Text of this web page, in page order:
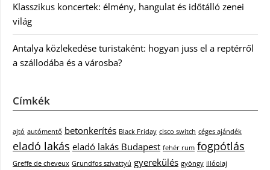
Klasszikus koncertek: élmény, hangulat és időtálló zenei
világ
Antalya közlekedése turistaként: hogyan juss el a reptérről
a szállodába és a városba?
Címkék
ajtó autómentő betonkerítés Black Friday cisco switch céges ajándék
eladó lakás eladó lakás Budapest fehér rum fogpótlás
Greffe de cheveux Grundfos szivattyú gyerekülés gyöngy illóolaj